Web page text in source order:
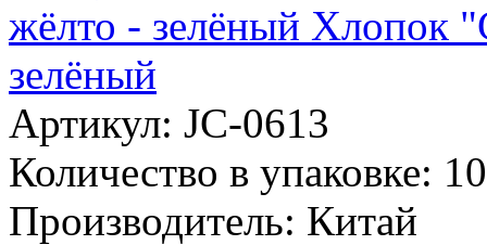
Хлопок
зелёный
Артикул: JC-0613
Количество в упаковке: 10
Производитель: Китай